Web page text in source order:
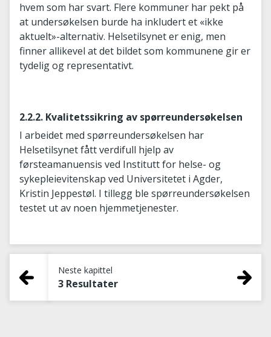
hvem som har svart. Flere kommuner har pekt på
at undersøkelsen burde ha inkludert et «ikke
aktuelt»-alternativ. Helsetilsynet er enig, men
finner allikevel at det bildet som kommunene gir er
tydelig og representativt.
2.2.2. Kvalitetssikring av spørreundersøkelsen
I arbeidet med spørreundersøkelsen har
Helsetilsynet fått verdifull hjelp av
førsteamanuensis ved Institutt for helse- og
sykepleievitenskap ved Universitetet i Agder,
Kristin Jeppestøl. I tillegg ble spørreundersøkelsen
testet ut av noen hjemmetjenester.
Neste kapittel
3 Resultater